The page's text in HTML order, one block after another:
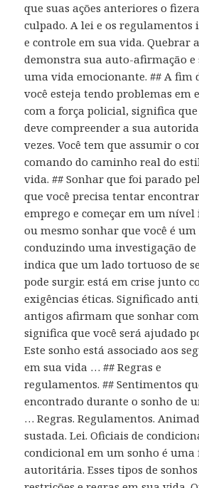
que suas ações anteriores o
culpado. A lei e os
e controle em sua vida. Quebrar
demonstra sua auto-afirmação e
uma vida emocionante. ## A fim
você esteja tendo problemas em
com a força policial, significa
deve compreender a sua
vezes. Você tem que assumir o
comando do caminho real do
vida. ## Sonhar que foi parado
que você precisa tentar
emprego e começar em um
ou mesmo sonhar que você é
conduzindo uma investigação de
indica que um lado tortuoso de
pode surgir. está em crise junto
exigências éticas. Significado
antigos afirmam que sonhar
significa que você será ajudado
Este sonho está associado aos
em sua vida … ## Regras e
regulamentos. ## Sentimentos
encontrado durante o sonho de
… Regras. Regulamentos.
sustada. Lei. Oficiais de
condicional em um sonho é uma
autoritária. Esses tipos de sonhos